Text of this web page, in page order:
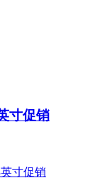
寸促销